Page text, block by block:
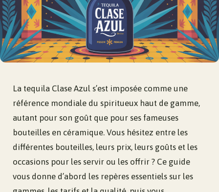
La tequila Clase Azul s’est imposée comme une
référence mondiale du spiritueux haut de gamme,
autant pour son goût que pour ses fameuses
bouteilles en céramique. Vous hésitez entre les
différentes bouteilles, leurs prix, leurs goûts et les
occasions pour les servir ou les offrir ? Ce guide
vous donne d’abord les repères essentiels sur les